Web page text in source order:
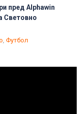
пред Alphawin
Световно
Футбол